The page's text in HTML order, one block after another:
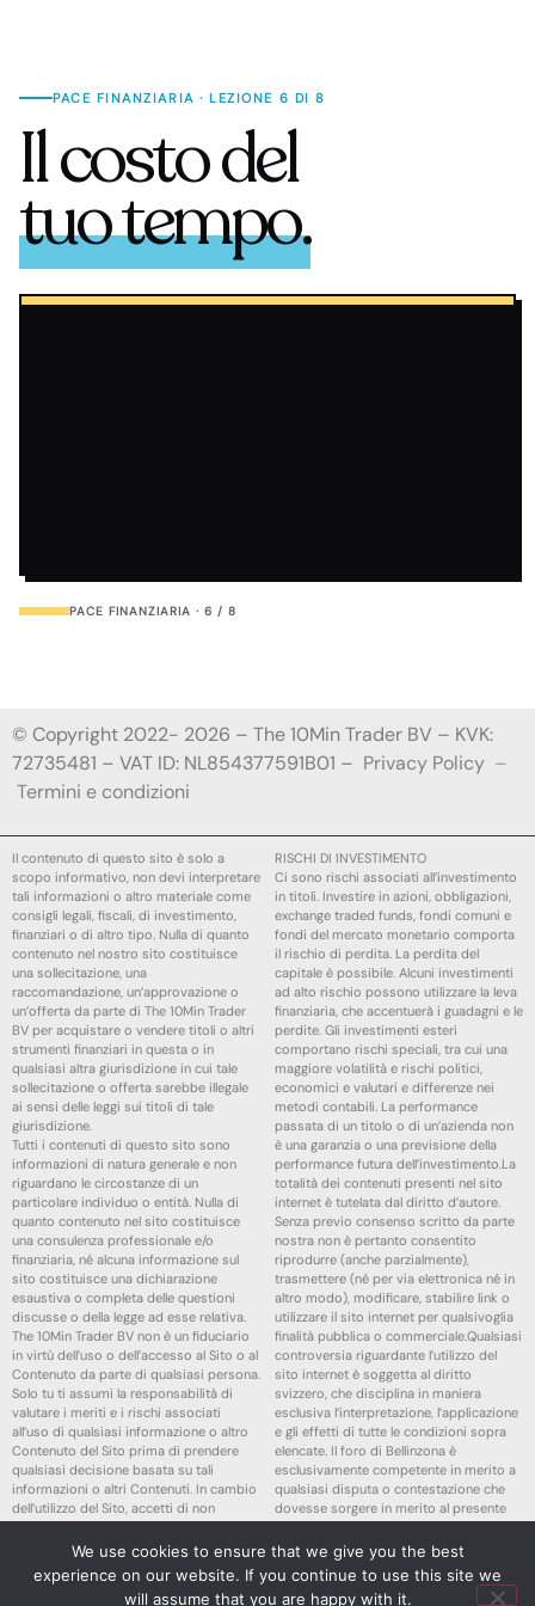
PACE FINANZIARIA · LEZIONE 6 DI 8
Il costo del
tuo tempo.
PACE FINANZIARIA · 6 / 8
© Copyright 2022- 2026 – The 10Min Trader BV – KVK:
72735481 – VAT ID: NL854377591B01 – Privacy Policy –
Termini e condizioni
Il contenuto di questo sito è solo a
scopo informativo, non devi interpretare
tali informazioni o altro materiale come
consigli legali, fiscali, di investimento,
finanziari o di altro tipo. Nulla di quanto
contenuto nel nostro sito costituisce
una sollecitazione, una
raccomandazione, un’approvazione o
un’offerta da parte di The 10Min Trader
BV per acquistare o vendere titoli o altri
strumenti finanziari in questa o in
qualsiasi altra giurisdizione in cui tale
sollecitazione o offerta sarebbe illegale
ai sensi delle leggi sui titoli di tale
giurisdizione.
Tutti i contenuti di questo sito sono
informazioni di natura generale e non
riguardano le circostanze di un
particolare individuo o entità. Nulla di
quanto contenuto nel sito costituisce
una consulenza professionale e/o
finanziaria, né alcuna informazione sul
sito costituisce una dichiarazione
esaustiva o completa delle questioni
discusse o della legge ad esse relativa.
The 10Min Trader BV non è un fiduciario
in virtù dell’uso o dell’accesso al Sito o al
Contenuto da parte di qualsiasi persona.
Solo tu ti assumi la responsabilità di
valutare i meriti e i rischi associati
all’uso di qualsiasi informazione o altro
Contenuto del Sito prima di prendere
qualsiasi decisione basata su tali
informazioni o altri Contenuti. In cambio
dell’utilizzo del Sito, accetti di non
affiliati o qualsiasi terzo fornitore di
servizi responsabile di eventuali
richieste di risarcimento danni derivanti
RISCHI DI INVESTIMENTO
Ci sono rischi associati all’investimento
in titoli. Investire in azioni, obbligazioni,
exchange traded funds, fondi comuni e
fondi del mercato monetario comporta
il rischio di perdita. La perdita del
capitale è possibile. Alcuni investimenti
ad alto rischio possono utilizzare la leva
finanziaria, che accentuerà i guadagni e le
perdite. Gli investimenti esteri
comportano rischi speciali, tra cui una
maggiore volatilità e rischi politici,
economici e valutari e differenze nei
metodi contabili. La performance
passata di un titolo o di un’azienda non
è una garanzia o una previsione della
performance futura dell’investimento.La
totalità dei contenuti presenti nel sito
internet è tutelata dal diritto d’autore.
Senza previo consenso scritto da parte
nostra non è pertanto consentito
riprodurre (anche parzialmente),
trasmettere (né per via elettronica né in
altro modo), modificare, stabilire link o
utilizzare il sito internet per qualsivoglia
finalità pubblica o commerciale.Qualsiasi
controversia riguardante l’utilizzo del
sito internet è soggetta al diritto
svizzero, che disciplina in maniera
esclusiva l’interpretazione, l’applicazione
e gli effetti di tutte le condizioni sopra
elencate. Il foro di Bellinzona è
esclusivamente competente in merito a
qualsiasi disputa o contestazione che
dovesse sorgere in merito al presente
Accedendo e continuando nella lettura
dei contenuti di questo sito Web
dichiari di aver letto, compreso e
We use cookies to ensure that we give you the best
experience on our website. If you continue to use this site we
will assume that you are happy with it.